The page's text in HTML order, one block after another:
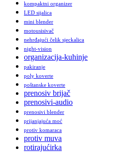
kompaktni organizer
LED sijalica
mini blender
motousisivač
nehrđajući čelik sjeckalica
night-vision
organizacija-kuhinje
pakiranje
poly koverte
poštanske koverte
prenosiv brijač
prenosivi-audio
prenosivi blender
prijanjajuća moć
protiv komaraca
protiv muva
rotirajućirka